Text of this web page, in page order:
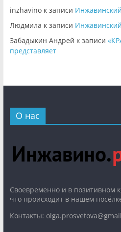
inzhavinoк записи
Людмила к записи
Забадыкин Андрей к записи
представляет
О нас
Cвоевременно и в позитивном
что происходит в нашем
Контакты: